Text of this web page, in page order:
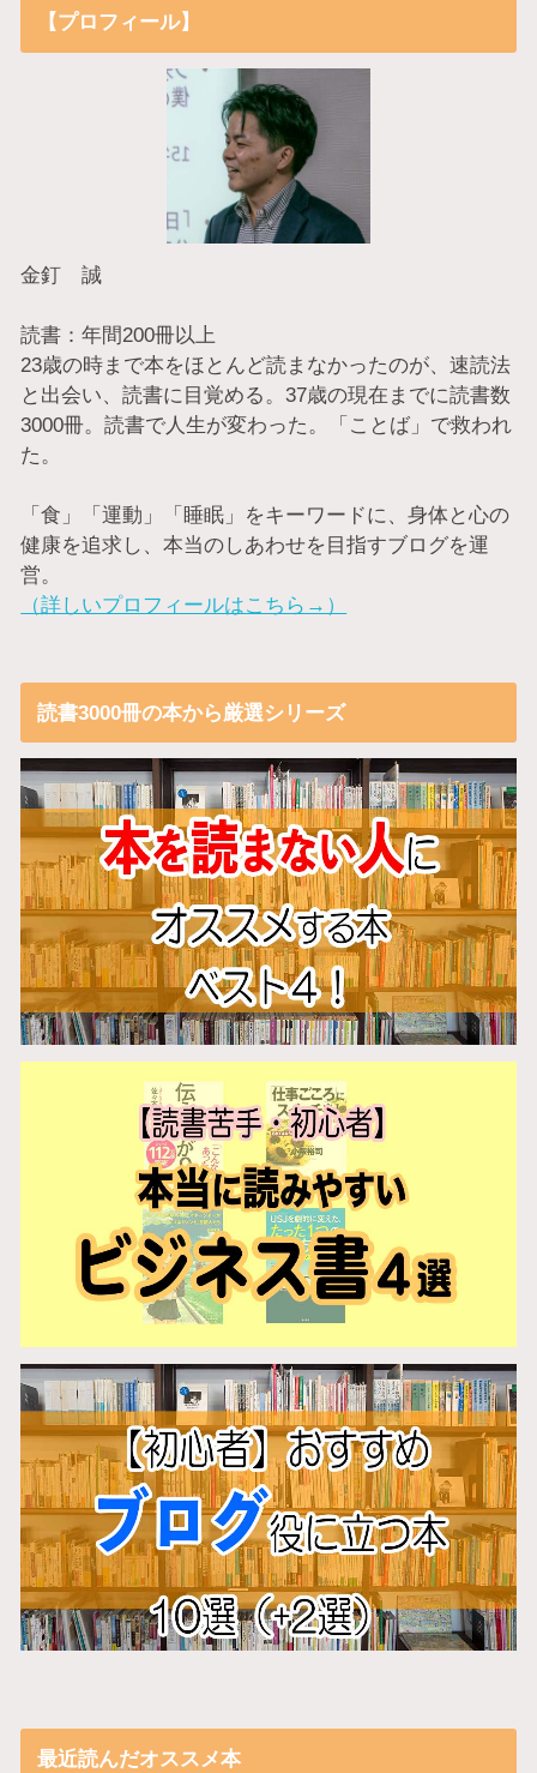
【プロフィール】
金釘 誠
読書：年間200冊以上
23歳の時まで本をほとんど読まなかったのが、速読法
と出会い、読書に目覚める。37歳の現在までに読書数
3000冊。読書で人生が変わった。「ことば」で救われ
た。
「食」「運動」「睡眠」をキーワードに、身体と心の
健康を追求し、本当のしあわせを目指すブログを運
営。
（詳しいプロフィールはこちら→）
読書3000冊の本から厳選シリーズ
最近読んだオススメ本